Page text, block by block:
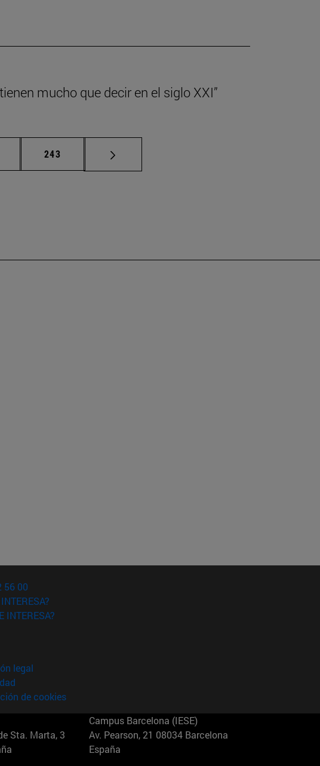
mucho que decir en el siglo XXI”
Páginas intermedias Use TAB para desplazarse.
Página
243
56 00
INTERESA?
legal
de cookies
Sta. Marta, 3
Campus Barcelona (IESE)
Av. Pearson, 21 08034 Barcelona
España